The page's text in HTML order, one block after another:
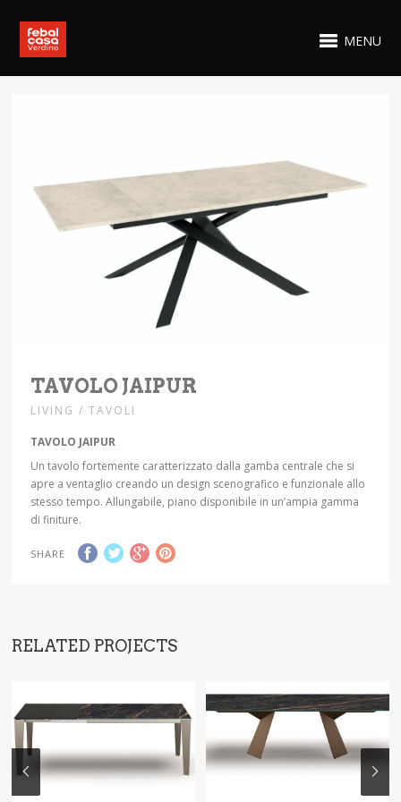
MENU
TAVOLO JAIPUR
LIVING / TAVOLI
TAVOLO JAIPUR
Un tavolo fortemente caratterizzato dalla gamba centrale che si
apre a ventaglio creando un design scenografico e funzionale allo
stesso tempo. Allungabile, piano disponibile in un’ampia gamma
di finiture.
SHARE
RELATED PROJECTS